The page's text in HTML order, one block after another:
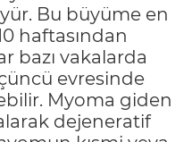
Bu büyüme en
haftasından
bazı vakalarda
evresinde
Myoma giden
dejeneratif